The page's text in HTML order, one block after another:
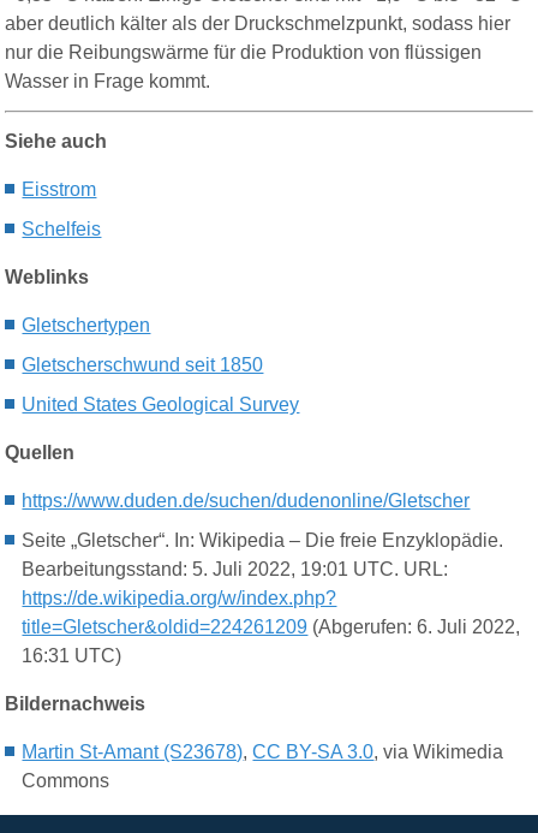
aber deutlich kälter als der Druckschmelzpunkt, sodass hier
nur die Reibungswärme für die Produktion von flüssigen
Wasser in Frage kommt.
Siehe auch
Eisstrom
Schelfeis
Weblinks
Gletschertypen
Gletscherschwund seit 1850
United States Geological Survey
Quellen
https://www.duden.de/suchen/dudenonline/Gletscher
Seite „Gletscher“. In: Wikipedia – Die freie Enzyklopädie.
Bearbeitungsstand: 5. Juli 2022, 19:01 UTC. URL:
https://de.wikipedia.org/w/index.php?
title=Gletscher&oldid=224261209 (Abgerufen: 6. Juli 2022,
16:31 UTC)
Bildernachweis
Martin St-Amant (S23678),CC BY-SA 3.0, via Wikimedia
Commons